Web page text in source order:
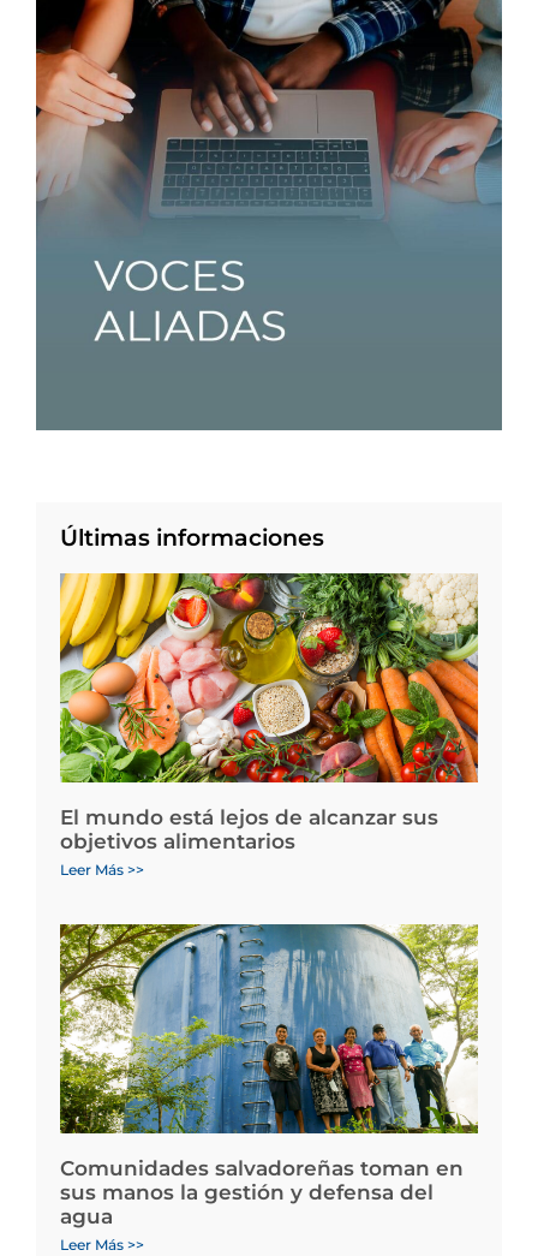
Últimas informaciones
El mundo está lejos de alcanzar sus
objetivos alimentarios
Leer Más >>
Comunidades salvadoreñas toman en
sus manos la gestión y defensa del
agua
Leer Más >>